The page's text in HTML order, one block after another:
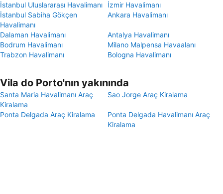
İstanbul Uluslararası Havalimanı
İzmir Havalimanı
İstanbul Sabiha Gökçen
Havalimanı
Ankara Havalimanı
Dalaman Havalimanı
Antalya Havalimanı
Bodrum Havalimanı
Milano Malpensa Havaalanı
Trabzon Havalimanı
Bologna Havalimanı
Vila do Porto'nın yakınında
Santa Maria Havalimanı Araç
Kiralama
Sao Jorge Araç Kiralama
Ponta Delgada Araç Kiralama
Ponta Delgada Havalimanı Araç
Kiralama